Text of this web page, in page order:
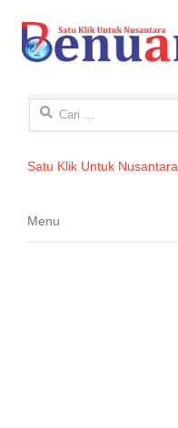
Cari
Satu Klik Untuk Nusantara
Menu
Menu